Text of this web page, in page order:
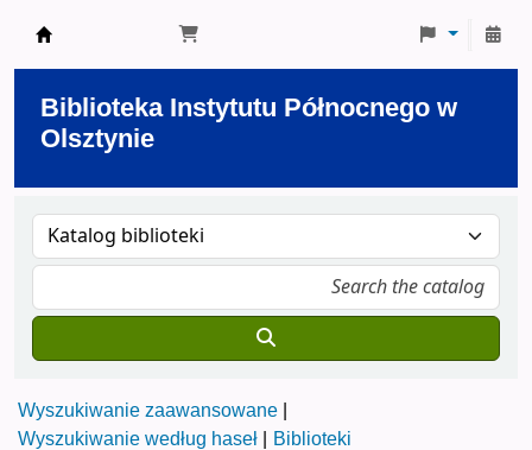
Biblioteka Instytutu Północnego w
Olsztynie
Wyszukiwanie zaawansowane
Wyszukiwanie według haseł
Biblioteki